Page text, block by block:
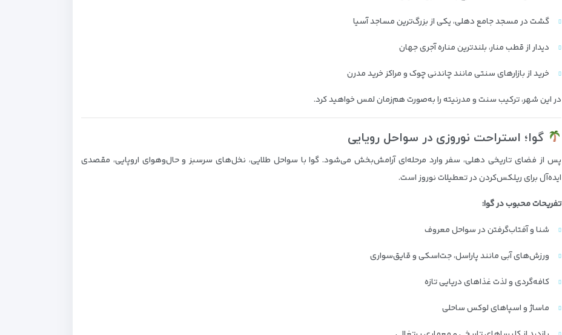
گشت درمسجد جامع دهلی، یکی از بزرگ‌ترین مساجد آسیا
دیدار ازقطب منار، بلندترین مناره آجری جهان
خرید از بازارهای سنتی مانند چاندنی چوک و مراکز خرید مدرن
در این شهر، ترکیب سنت و مدرنیته را به‌صورت هم‌زمان لمس خواهید کرد.
گوا؛ استراحت نوروزی در سواحل رویایی
پس از فضای تاریخی دهلی، سفر وارد مرحله‌ای آرامش‌بخش می‌شود. گوا با سواحل طلایی، نخل‌های سرسبز و حال‌وهوای اروپایی، مقصدی
ایده‌آل برای ریلکس‌کردن در تعطیلات نوروز است.
تفریحات محبوب در گوا:
شنا و آفتاب‌گرفتن در سواحل معروف
ورزش‌های آبی مانند پاراسل، جت‌اسکی و قایق‌سواری
کافه‌گردی و لذت غذاهای دریایی تازه
ماساژ و اسپاهای لوکس ساحلی